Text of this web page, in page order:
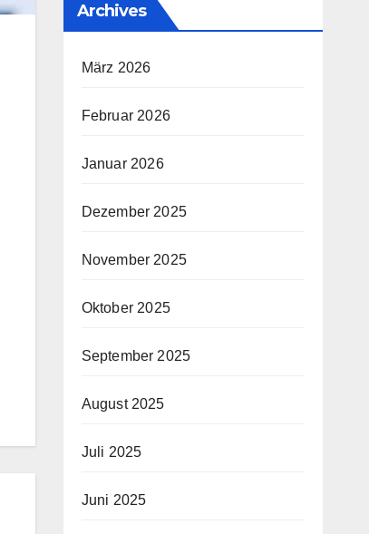
Archives
März 2026
Februar 2026
Januar 2026
Dezember 2025
November 2025
Oktober 2025
September 2025
August 2025
Juli 2025
Juni 2025